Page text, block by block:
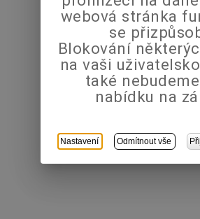
webová stránka
se
Blokování
na vaši
také
nabídku na
Nastavení Odmítnout vše